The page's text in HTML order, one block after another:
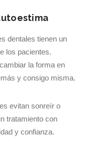
dentales tienen un
los pacientes.
la forma en
y consigo misma.
evitan sonreír o
tratamiento con
y confianza.